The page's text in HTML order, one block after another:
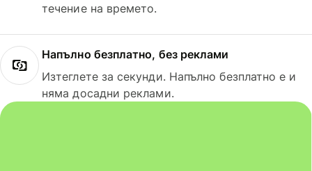
течение на времето.
Напълно безплатно, без реклами
Изтеглете за секунди. Напълно безплатно е и
няма досадни реклами.